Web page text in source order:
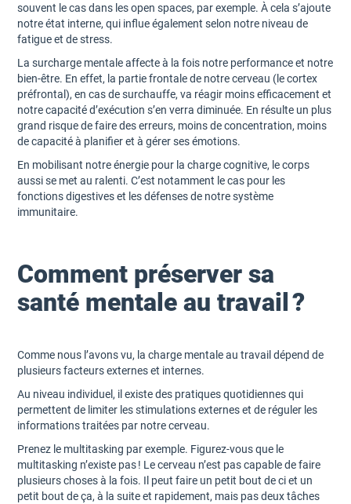
souvent le cas dans les open spaces, par exemple. À cela s’ajoute
notre état interne, qui influe également selon notre niveau de
fatigue et de stress.
La surcharge mentale affecte à la fois notre performance et notre
bien-être. En effet, la partie frontale de notre cerveau (le cortex
préfrontal), en cas de surchauffe, va réagir moins efficacement et
notre capacité d’exécution s’en verra diminuée. En résulte un plus
grand risque de faire des erreurs, moins de concentration, moins
de capacité à planifier et à gérer ses émotions.
En mobilisant notre énergie pour la charge cognitive, le corps
aussi se met au ralenti. C’est notamment le cas pour les
fonctions digestives et les défenses de notre système
immunitaire.
Comment préserver sa
santé mentale au travail ?
Comme nous l’avons vu, la charge mentale au travail dépend de
plusieurs facteurs externes et internes.
Au niveau individuel, il existe des pratiques quotidiennes qui
permettent de limiter les stimulations externes et de réguler les
informations traitées par notre cerveau.
Prenez le multitasking par exemple. Figurez-vous que le
multitasking n’existe pas ! Le cerveau n’est pas capable de faire
plusieurs choses à la fois. Il peut faire un petit bout de ci et un
petit bout de ça, à la suite et rapidement, mais pas deux tâches